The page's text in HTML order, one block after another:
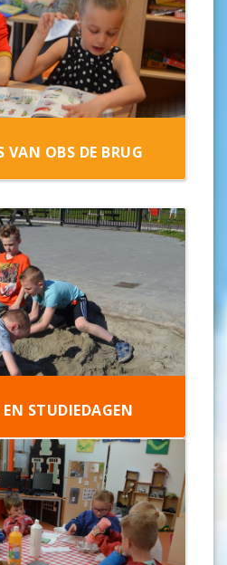
VAN OBS DE BRUG
STUDIEDAGEN